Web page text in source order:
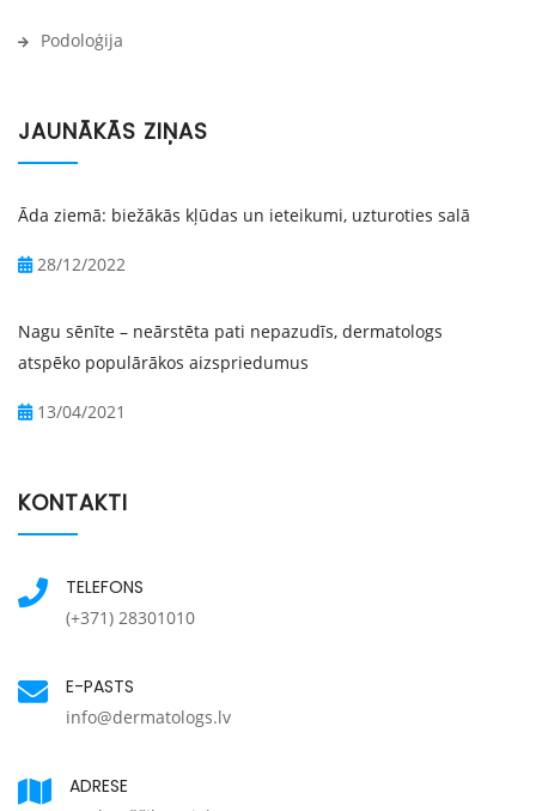
Podoloģija
JAUNĀKĀS ZIŅAS
Āda ziemā: biežākās kļūdas un ieteikumi, uzturoties salā
28/12/2022
Nagu sēnīte – neārstēta pati nepazudīs, dermatologs
atspēko populārākos aizspriedumus
13/04/2021
KONTAKTI
TELEFONS
(+371) 28301010
E-PASTS
info@dermatologs.lv
ADRESE